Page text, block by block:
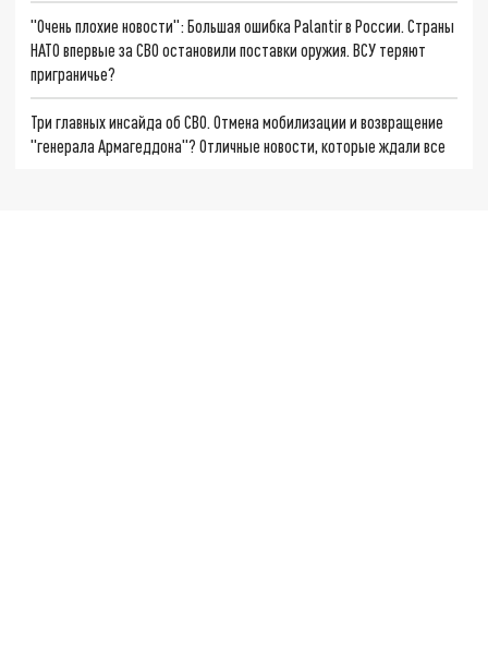
"Очень плохие новости": Большая ошибка Palantir в России. Страны
НАТО впервые за СВО остановили поставки оружия. ВСУ теряют
приграничье?
Три главных инсайда об СВО. Отмена мобилизации и возвращение
"генерала Армагеддона"? Отличные новости, которые ждали все